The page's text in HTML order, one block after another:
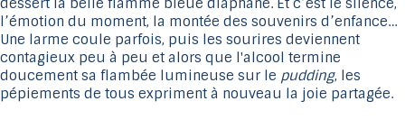
l’émotion du moment, la montée des souvenirs d’enfance…
Une larme coule parfois, puis les sourires deviennent
contagieux peu à peu et alors que l'alcool termine
doucement sa flambée lumineuse sur le pudding, les
pépiements de tous expriment à nouveau la joie partagée.